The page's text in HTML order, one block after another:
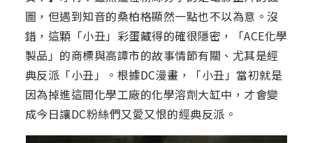
圖，但遇到知音的桑柏格顯然一點也不以為意。沒
錯，這顆「小丑」彩蛋藏得的確很隱密，「ACE化學
製品」的商標與高譚市的故事情節有關、尤其是經
典反派「小丑」。根據DC漫畫，「小丑」當初就是
因為掉進這間化學工廠的化學溶劑大缸中，才會變
成今日讓DC粉絲們又愛又恨的經典反派。